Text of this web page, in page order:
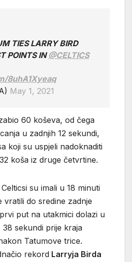
TIES LARRY BIRD
POINTS IN@CELTICS
8uhA1Xyeaq
May 1, 2021
60 koševa, od čega
u zadnjih 12 sekundi,
koji su uspjeli nadoknaditi
koša iz druge četvrtine.
su imali u 18 minuti
vratili do sredine zadnje
put na utakmici dolazi u
38 sekundi prije kraja
Tatumove trice.
rekord Larryja Birda